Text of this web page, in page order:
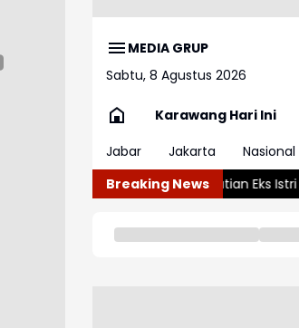
MEDIA GRUP
Sabtu, 8 Agustus 2026
Karawang Hari Ini
Jabar
Jakarta Nasional
Breaking News
Kasus Kematian Eks Istri Polisi di Medan